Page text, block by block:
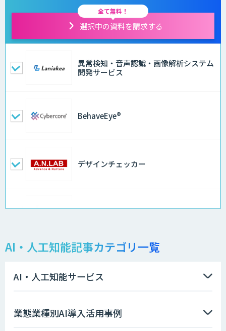
全て無料！
選択中の資料を請求する
異常検知・音声認識・画像解析システム
開発サービス
BehaveEye®
デザインチェッカー
地理空間DX ソリューション
製造業特化型オーダーメイドAI開発（知
ソフトクリエイトのAI開発サービス
AI・人工知能記事カテゴリ一覧
AI・人工知能サービス
業態業種別AI導入活用事例